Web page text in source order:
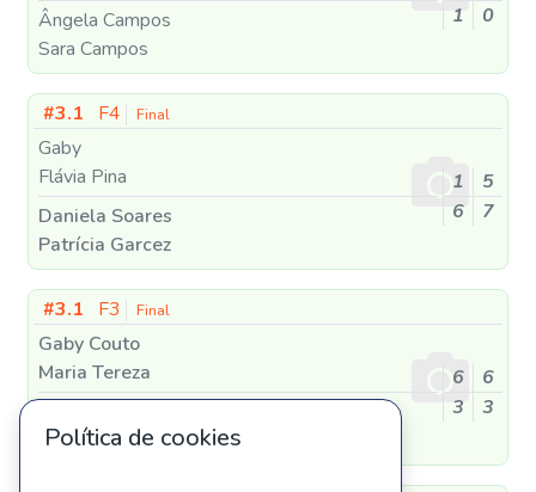
Ângela Campos
Sara Campos
1
0
#3.1 F4 Final
Gaby
Flávia Pina
Daniela Soares
Patrícia Garcez
1
5
6
7
#3.1 F3 Final
Gaby Couto
Maria Tereza
Marta Araújo
6
6
3
3
Política de cookies